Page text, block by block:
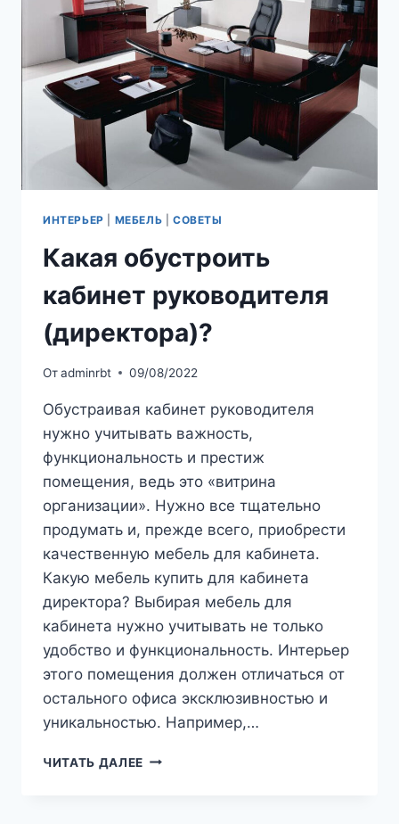
СПАЛЬНИ?
СОВЕТЫ
ИНТЕРЬЕР МЕБЕЛЬ СОВЕТЫ
Какая обустроить
кабинет руководителя
(директора)?
Отadminrbt 09/08/2022
Обустраивая кабинет руководителя
нужно учитывать важность,
функциональность и престиж
помещения, ведь это «витрина
организации». Нужно все тщательно
продумать и, прежде всего, приобрести
качественную мебель для кабинета.
Какую мебель купить для кабинета
директора? Выбирая мебель для
кабинета нужно учитывать не только
удобство и функциональность. Интерьер
этого помещения должен отличаться от
остального офиса эксклюзивностью и
уникальностью. Например,…
ЧИТАТЬ ДАЛЕЕ КАКАЯ